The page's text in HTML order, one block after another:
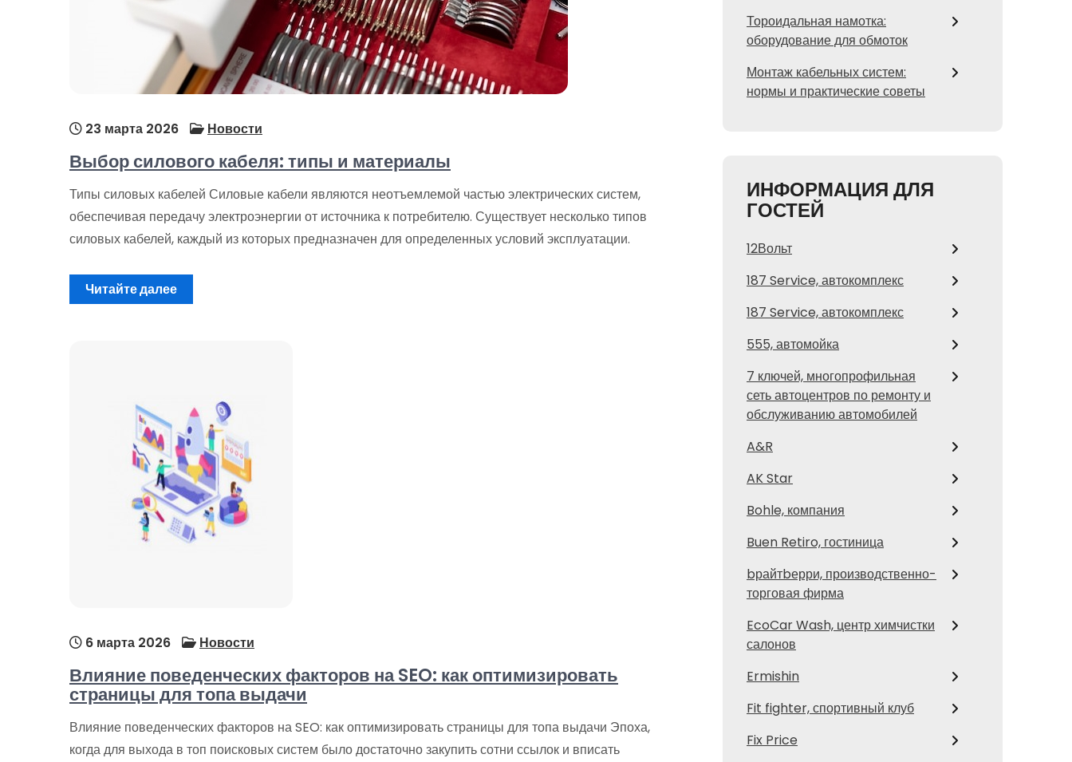
23 марта 2026 Новости
Выбор силового кабеля: типы и материалы
Типы силовых кабелей Силовые кабели являются неотъемлемой частью электрических систем,
обеспечивая передачу электроэнергии от источника к потребителю. Существует несколько типов
силовых кабелей, каждый из которых предназначен для определенных условий эксплуатации.
Читайте далее
6 марта 2026 Новости
Влияние поведенческих факторов на SEO: как оптимизировать
страницы для топа выдачи
Влияние поведенческих факторов на SEO: как оптимизировать страницы для топа выдачи Эпоха,
когда для выхода в топ поисковых систем было достаточно закупить сотни ссылок и вписать
Тороидальная намотка:
оборудование для обмоток
Монтаж кабельных систем:
нормы и практические советы
ИНФОРМАЦИЯ ДЛЯ
ГОСТЕЙ
12Вольт
187 Service, автокомплекс
187 Service, автокомплекс
555, автомойка
7 ключей, многопрофильная
сеть автоцентров по ремонту и
обслуживанию автомобилей
A&R
AK Star
Bohle, компания
Buen Retiro, гостиница
bрайтbерри, производственно-
торговая фирма
EcoCar Wash, центр химчистки
салонов
Ermishin
Fit fighter, спортивный клуб
Fix Price